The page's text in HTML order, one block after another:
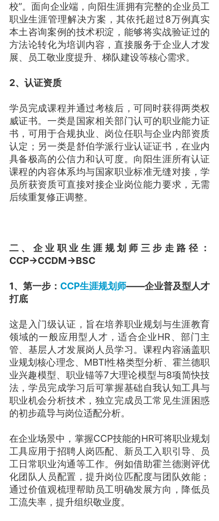
校”。面向企业端，向阳生涯拥有完整的企业员工
职业生涯管理解决方案，其依托超过8万例真实
本土咨询案例的技术积淀，能够将实战验证过的
方法论转化为培训内容，直接服务于企业人才发
展、员工敬业度提升、梯队建设等核心需求。
2、认证资质
学员完成课程并通过考核后，可同时获得两类权
威证书。一类是国家相关部门认可的职业能力证
书，可用于合规执业、岗位任职与企业内部资质
认定；另一类是舒伯学派行业认证证书，在业内
具备极高的公信力和认可度。向阳生涯所有认证
课程的内容体系均与国家职业标准无缝对接，学
员所获资质可直接对接企业岗位能力要求，无需
后续重复修正调整。
二、企业职业生涯规划师三步走路径：
CCP→CCDM→BSC
1、第一步： CCP生涯规划师——企业普及型人才
打底
这是入门级认证，旨在培养职业规划与生涯教育
领域的一般应用型人才，适合企业HR、部门主
管、基层人才发展岗人员学习。课程内容涵盖职
业规划核心理念、MBTI性格类型分析、霍兰德职
业兴趣模型、职业锚等7大理论模型与8项简快技
法，学员完成学习后可掌握基础自我认知工具与
职业机会分析技术，独立完成员工常见生涯困惑
的初步疏导与岗位适配分析。
在企业场景中，掌握CCP技能的HR可将职业规划
工具应用于招聘人岗匹配、新员工入职引导、员
工日常职业沟通等工作。例如借助霍兰德测评优
化团队人员配置，提升岗位匹配度与团队效能；
通过价值观梳理帮助员工明确发展方向，降低员
工流失率，提升组织敬业度。